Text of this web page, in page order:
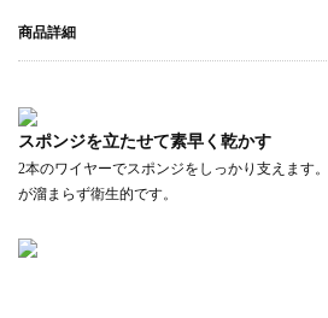
商品詳細
スポンジを立たせて素早く乾かす
2本のワイヤーでスポンジをしっかり支えます
が溜まらず衛生的です。